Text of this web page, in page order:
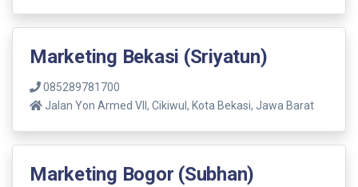
Marketing Bekasi (Sriyatun)
085289781700
Jalan Yon Armed VII, Cikiwul, Kota Bekasi, Jawa Barat
Marketing Bogor (Subhan)